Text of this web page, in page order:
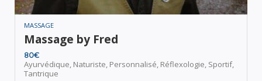
MASSAGE
Massage by Fred
80€
Ayurvédique, Naturiste, Personnalisé, Réflexologie, Sportif,
Tantrique